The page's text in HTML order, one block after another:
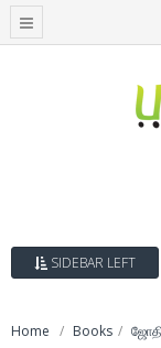
SIDEBAR LEFT
Home Books